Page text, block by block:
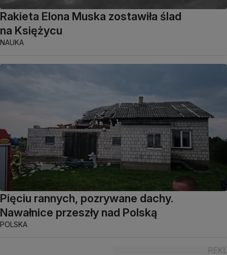
Rakieta Elona Muska zostawiła ślad
na Księżycu
NAUKA
Pięciu rannych, pozrywane dachy.
Nawałnice przeszły nad Polską
POLSKA